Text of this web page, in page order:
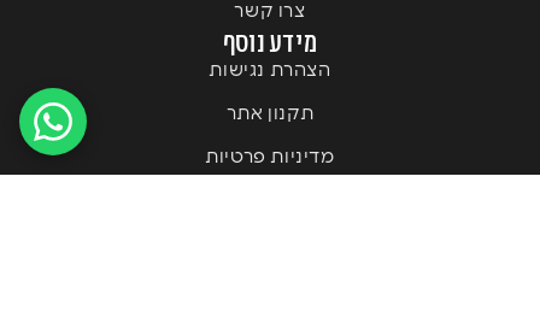
צרו קשר
מידע נוסף
הצהרת נגישות
תקנון אתר
מדיניות פרטיות